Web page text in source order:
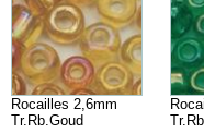
Rocailles 2,6mm
Tr.Rb.Goud